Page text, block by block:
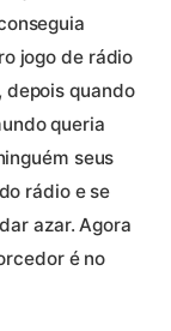
jogo de rádio
depois quando
queria
seus
rádio e se
azar. Agora
é no